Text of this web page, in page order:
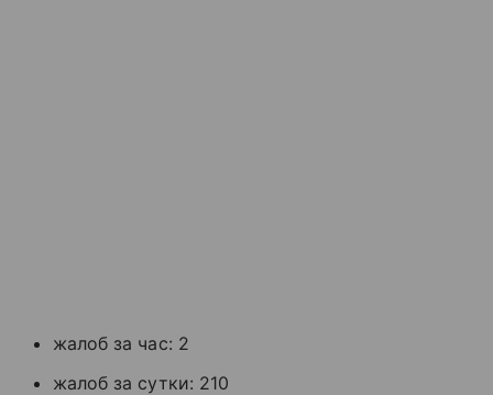
жалоб за час: 2
жалоб за сутки: 210